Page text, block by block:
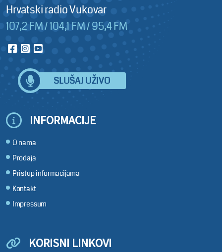
Hrvatski radio Vukovar
107,2 FM / 104,1 FM / 95,4 FM
SLUŠAJ UŽIVO
INFORMACIJE
O nama
Prodaja
Pristup informacijama
Kontakt
Impressum
KORISNI LINKOVI